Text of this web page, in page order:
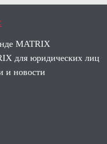
MATRIX
для юридических лиц
и новости